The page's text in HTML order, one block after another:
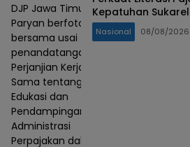
DJP Jawa Timur III
Paryan berfoto
bersama usai
penandatanganan
Perjanjian Kerja
Sama tentang
Edukasi dan
Pendampingan
Administrasi
Perpajakan dalam
Kepatuhan
UMKM
Nasional 08/08/2026